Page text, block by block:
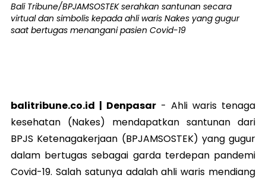
Bali Tribune/BPJAMSOSTEK serahkan santunan secara
virtual dan simbolis kepada ahli waris Nakes yang gugur
saat bertugas menangani pasien Covid-19
balitribune.co.id | Denpasar - Ahli waris tenaga
kesehatan (Nakes) mendapatkan santunan dari
BPJS Ketenagakerjaan (BPJAMSOSTEK) yang gugur
dalam bertugas sebagai garda terdepan pandemi
Covid-19. Salah satunya adalah ahli waris mendiang